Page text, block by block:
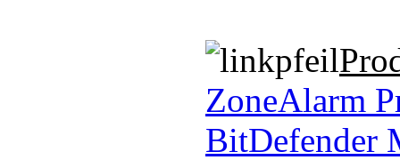
ZoneAlarm
BitDefender